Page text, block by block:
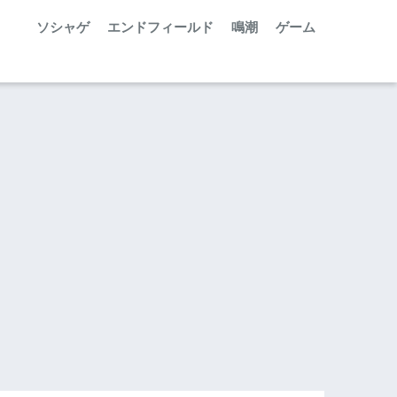
ソシャゲ エンドフィールド 鳴潮 ゲーム